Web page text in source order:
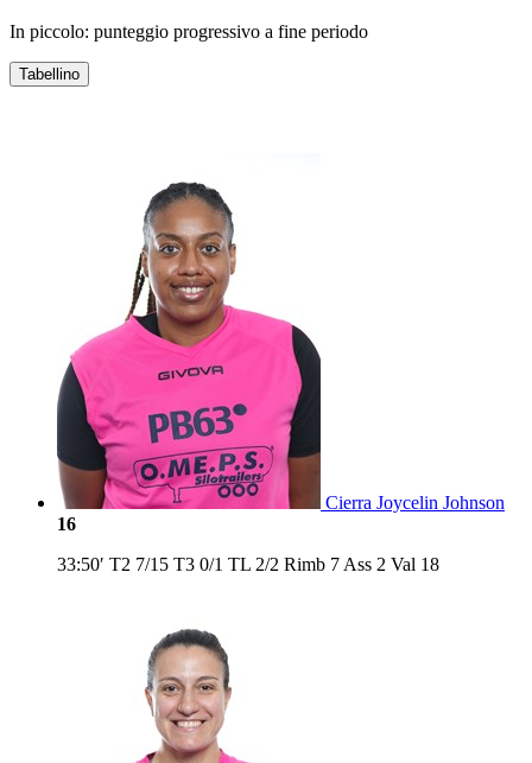
In piccolo: punteggio progressivo a fine periodo
Tabellino
Cierra Joycelin Johnson
16
33:50′ T2 7/15 T3 0/1 TL 2/2 Rimb 7 Ass 2 Val 18